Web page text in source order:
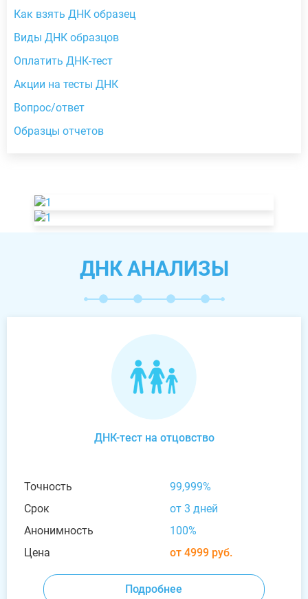
Как взять ДНК образец
Виды ДНК образцов
Оплатить ДНК-тест
Акции на тесты ДНК
Вопрос/ответ
Образцы отчетов
ДНК АНАЛИЗЫ
ДНК-тест на отцовство
Точность
99,999%
Срок
от 3 дней
Анонимность
100%
Цена
от 4999 руб.
Подробнее